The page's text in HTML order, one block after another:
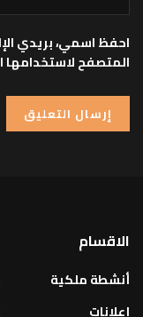
احفظ اسمي، بريدي
المتصفح لاستخدامها
الاقسام
أنشطة ملكية
إعلانات